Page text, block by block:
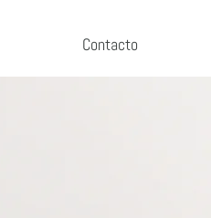
Contacto